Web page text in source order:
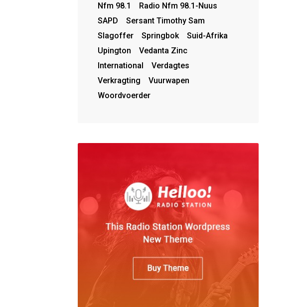
Nfm 98.1
Radio Nfm 98.1-Nuus
SAPD
Sersant Timothy Sam
Slagoffer
Springbok
Suid-Afrika
Upington
Vedanta Zinc
International
Verdagtes
Verkragting
Vuurwapen
Woordvoerder